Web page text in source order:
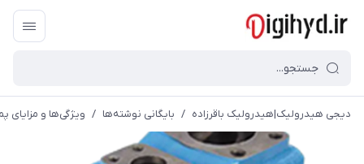
دیجی هیدرولیک|هیدرولیک باقرزاده / بایگانی نوشته‌ها / ویژگی‌ها و مزایای